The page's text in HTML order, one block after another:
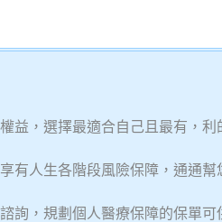
益，選擇最適合自己且最有，
有人生各階段風險保障，通通幫
詢，規劃個人醫療保障的保單可